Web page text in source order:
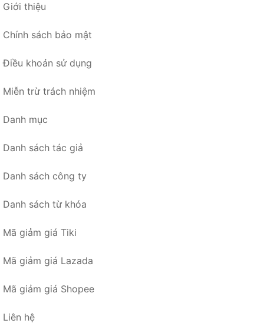
Giới thiệu
Chính sách bảo mật
Điều khoản sử dụng
Miễn trừ trách nhiệm
Danh mục
Danh sách tác giả
Danh sách công ty
Danh sách từ khóa
Mã giảm giá Tiki
Mã giảm giá Lazada
Mã giảm giá Shopee
Liên hệ